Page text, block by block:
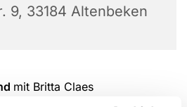
9, 33184 Altenbeken
mit Britta Claes